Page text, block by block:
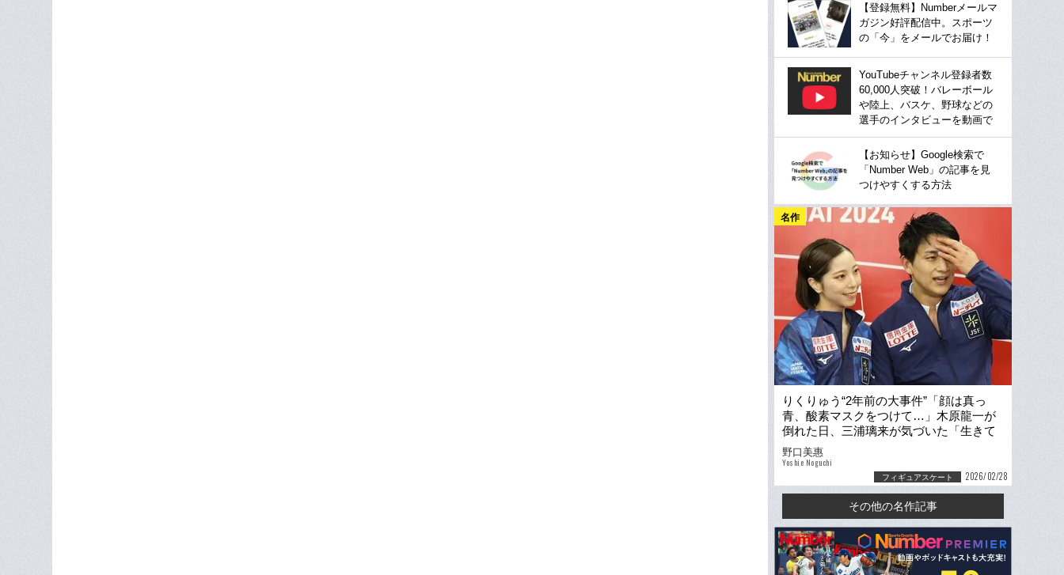
【登録無料】Numberメールマ
ガジン好評配信中。スポーツ
の「今」をメールでお届け！
YouTubeチャンネル登録者数
60,000人突破！バレーボール
や陸上、バスケ、野球などの
選手のインタビューを動画で
【お知らせ】Google検索で
「Number Web」の記事を見
つけやすくする方法
名作
りくりゅう“2年前の大事件”「顔は真っ
青、酸素マスクをつけて…」木原龍一が
倒れた日、三浦璃来が気づいた「生きて
いてくれて、ありがとう」
野口美惠
Yoshie Noguchi
フィギュアスケート 2026/02/28
その他の名作記事